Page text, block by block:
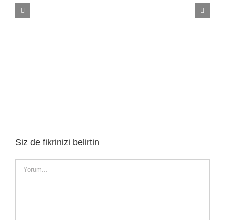
Carpet Tiles Karo Halı
Siz de fikrinizi belirtin